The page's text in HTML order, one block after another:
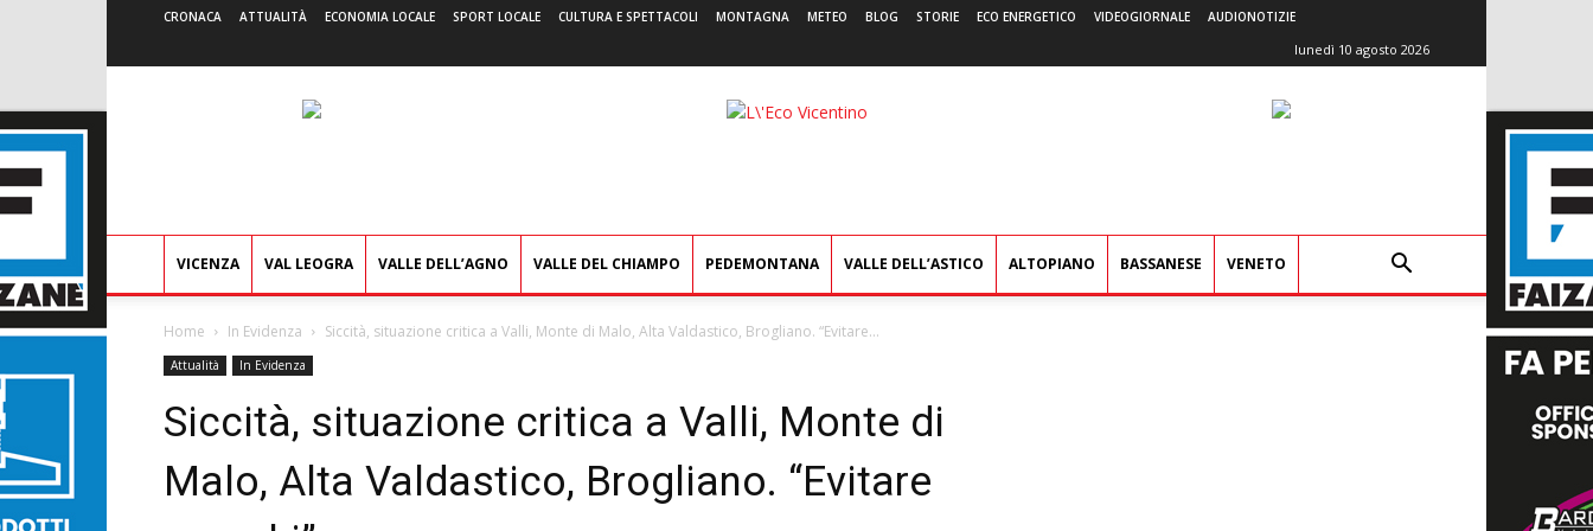
CRONACA ATTUALITÀ ECONOMIA LOCALE SPORT LOCALE CULTURA E SPETTACOLI MONTAGNA METEO BLOG STORIE ECO ENERGETICO VIDEOGIORNALE AUDIONOTIZIE
lunedì 10 agosto 2026
L'Eco
VICENZA VAL LEOGRA VALLE DELL’AGNO VALLE DEL CHIAMPO PEDEMONTANA VALLE DELL’ASTICO ALTOPIANO BASSANESE VENETO
Home In Evidenza Siccità, situazione critica a Valli, Monte di Malo, Alta Valdastico, Brogliano. “Evitare...
Attualità In Evidenza
Siccità, situazione critica a Valli, Monte di
Malo, Alta Valdastico, Brogliano. “Evitare